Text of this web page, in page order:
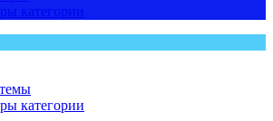
категории
категории